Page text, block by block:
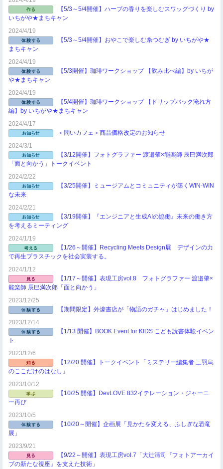
【5/3～5/4開催】ハーブの香りを楽しむスワッグづくり by
いちがや★まちキャン
2024/4/19
【5/3～5/4開催】おやこで楽しむ糸つむぎ by いちがや★
まちキャン
2024/4/19
【5/3開催】珈琲ワークショップ 【飲み比べ編】by いちが
や★まちキャン
2024/4/19
【5/4開催】珈琲ワークショップ 【ドリップバック淹れ方
編】by いちがや★まちキャン
2024/4/17
＜問いカフェ＞商品価格改定のお知らせ
2024/3/1
【3/12開催】フォトグラファー 渡邉肇×能楽師 辰巳満次郎
「面と向かう」トークイベント
2024/2/22
【3/25開催】ミュージアムとコミュニティが築くWIN-WIN
な未来
2024/2/21
【3/19開催】『エンジニアと生成AIの協働』未来の働き方
を考えるミーティング
2024/1/19
【1/26～開催】Recycling Meets Design展 デザインの力
で再生プラスチックを社会実装する。
2024/1/12
【1/17～開催】表現工房vol.8 フォトグラファー 渡邉肇×
能楽師 辰巳満次郎「面と向かう」
2023/12/25
【期間限定】外濠書店が「物語のガチャ」はじめました！
2023/12/14
【1/13 開催】BOOK Event for KIDS こども読書体験イベン
ト
2023/12/6
【12/20 開催】トークイベント「ミステリー編集者 三羽烏
のここだけのはなし」
2023/10/12
【10/25 開催】DevLOVE 832イテレーション・ジャーニ
ー再び
2023/10/5
【10/20～開催】企画展「見かたを変える、ふしぎな恐竜
展」
2023/9/21
【9/22～開催】表現工房vol.7「大辻清司『フォトアーカイ
ブの新たな視座』を支えた技術」